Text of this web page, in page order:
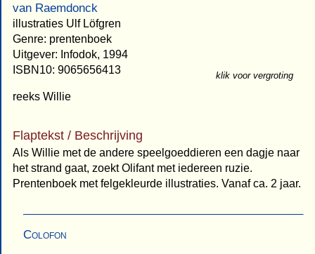
klik voor vergroting
van Raemdonck
illustraties Ulf Löfgren
Genre: prentenboek
Uitgever: Infodok, 1994
ISBN10: 9065656413
reeks Willie
Flaptekst / Beschrijving
Als Willie met de andere speelgoeddieren een dagje naar
het strand gaat, zoekt Olifant met iedereen ruzie.
Prentenboek met felgekleurde illustraties. Vanaf ca. 2 jaar.
Colofon